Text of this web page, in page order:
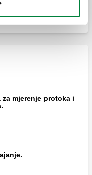
mjerenje protoka i